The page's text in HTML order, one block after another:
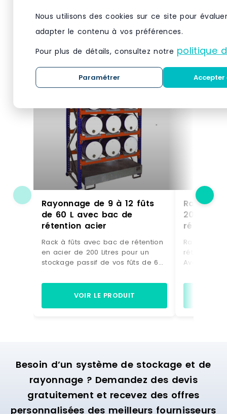
Produits similaires
Rayonnage de 9 à 12 fûts
de 60 L avec bac de
rétention acier
Rack à fûts avec bac de rétention
en acier de 200 Litres pour un
stockage passif de vos fûts de 60
rétention, vous stockez sur 3 ou 4
niveaux, 9 à 12 fûts de 200 litres en
est installé dans les ateliers, les
centres de production ou les
centres logistiques.
Ce rayonnage de rétention
professionnel, est commercialisé,
VOIR LE PRODUIT
200 L
rétention
rétention
Avec ce
niveaux, 4
par niveau
(avec une
répartie).
Coloris des
5010.
Besoin d’un système de stockage et de
rayonnage ? Demandez des devis
gratuitement et recevez des offres
personnalisées des meilleurs fournisseurs
Nous utilisons des cookies sur ce site pour
adapter le contenu à vos préférences.
Pour plus de détails, consultez notre politique
Paramétrer